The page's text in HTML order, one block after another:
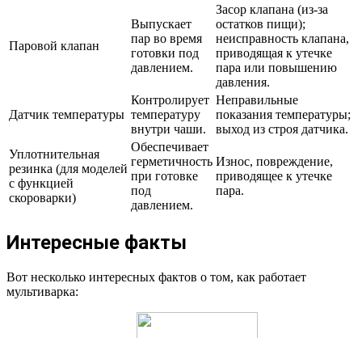
Паровой клапан
Выпускает
пар во время
готовки под
давлением.
Засор клапана (из-за
остатков пищи);
неисправность клапана,
приводящая к утечке
пара или повышению
давления.
Датчик температуры
Контролирует
температуру
внутри чаши.
Неправильные
показания температуры;
выход из строя датчика.
Уплотнительная
резинка (для моделей
с функцией
скороварки)
Обеспечивает
герметичность
при готовке
под
давлением.
Износ, повреждение,
приводящее к утечке
пара.
Интересные факты
Вот несколько интересных фактов о том, как работает
мультиварка: